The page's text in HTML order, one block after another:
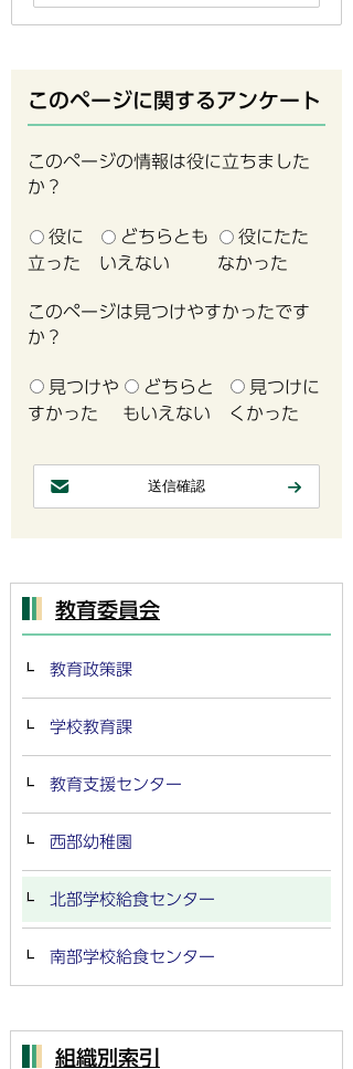
このページに関するアンケート
このページの情報は役に立ちました
か？
役に
立った
どちらとも
いえない
役にたた
なかった
このページは見つけやすかったです
か？
見つけや
すかった
どちらと
もいえない
見つけに
くかった
教育委員会
教育政策課
学校教育課
教育支援センター
西部幼稚園
北部学校給食センター
南部学校給食センター
組織別索引